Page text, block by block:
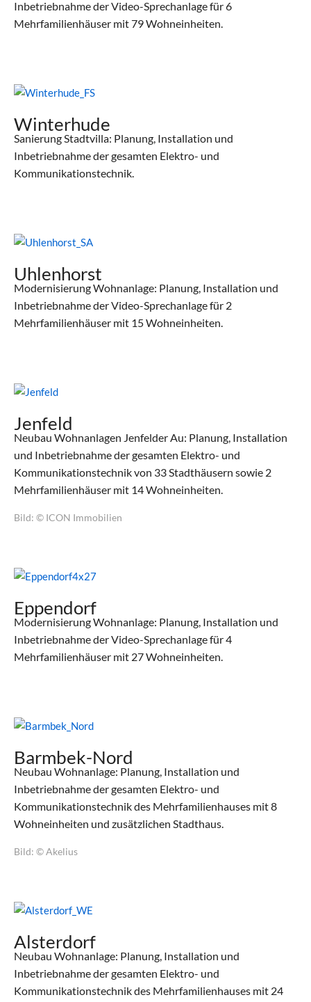
Inbetriebnahme der Video-Sprechanlage für 6
Mehrfamilienhäuser mit 79 Wohneinheiten.
Winterhude
Sanierung Stadtvilla: Planung, Installation und
Inbetriebnahme der gesamten Elektro- und
Kommunikationstechnik.
Uhlenhorst
Modernisierung Wohnanlage: Planung, Installation und
Inbetriebnahme der Video-Sprechanlage für 2
Mehrfamilienhäuser mit 15 Wohneinheiten.
Jenfeld
Neubau Wohnanlagen Jenfelder Au: Planung, Installation
und Inbetriebnahme der gesamten Elektro- und
Kommunikationstechnik von 33 Stadthäusern sowie 2
Mehrfamilienhäuser mit 14 Wohneinheiten.
Bild: © ICON Immobilien
Eppendorf
Modernisierung Wohnanlage: Planung, Installation und
Inbetriebnahme der Video-Sprechanlage für 4
Mehrfamilienhäuser mit 27 Wohneinheiten.
Barmbek-Nord
Neubau Wohnanlage: Planung, Installation und
Inbetriebnahme der gesamten Elektro- und
Kommunikationstechnik des Mehrfamilienhauses mit 8
Wohneinheiten und zusätzlichen Stadthaus.
Bild: © Akelius
Alsterdorf
Neubau Wohnanlage: Planung, Installation und
Inbetriebnahme der gesamten Elektro- und
Kommunikationstechnik des Mehrfamilienhauses mit 24